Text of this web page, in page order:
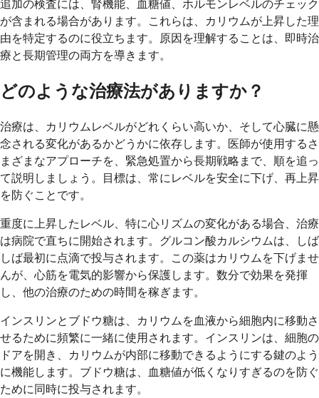
追加の検査には、腎機能、血糖値、ホルモンレベルのチェック
が含まれる場合があります。これらは、カリウムが上昇した理
由を特定するのに役立ちます。原因を理解することは、即時治
療と長期管理の両方を導きます。
どのような治療法がありますか？
治療は、カリウムレベルがどれくらい高いか、そして心臓に懸
念される変化があるかどうかに依存します。医師が使用するさ
まざまなアプローチを、緊急処置から長期戦略まで、順を追っ
て説明しましょう。目標は、常にレベルを安全に下げ、再上昇
を防ぐことです。
重度に上昇したレベル、特に心リズムの変化がある場合、治療
は病院で直ちに開始されます。グルコン酸カルシウムは、しば
しば最初に点滴で投与されます。この薬はカリウムを下げませ
んが、心筋を電気的影響から保護します。数分で効果を発揮
し、他の治療のための時間を稼ぎます。
インスリンとブドウ糖は、カリウムを血液から細胞内に移動さ
せるために頻繁に一緒に使用されます。インスリンは、細胞の
ドアを開き、カリウムが内部に移動できるようにする鍵のよう
に機能します。ブドウ糖は、血糖値が低くなりすぎるのを防ぐ
ために同時に投与されます。